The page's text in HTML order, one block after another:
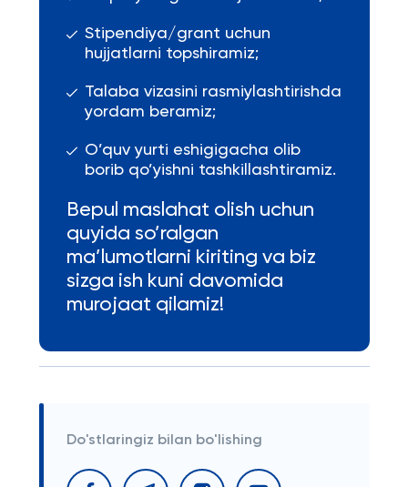
Stipendiya/grant uchun
hujjatlarni topshiramiz;
Talaba vizasini rasmiylashtirishda
yordam beramiz;
O’quv yurti eshigigacha olib
borib qo’yishni tashkillashtiramiz.
Bepul maslahat olish uchun
quyida so’ralgan
ma’lumotlarni kiriting va biz
sizga ish kuni davomida
murojaat qilamiz!
Do'stlaringiz bilan bo'lishing